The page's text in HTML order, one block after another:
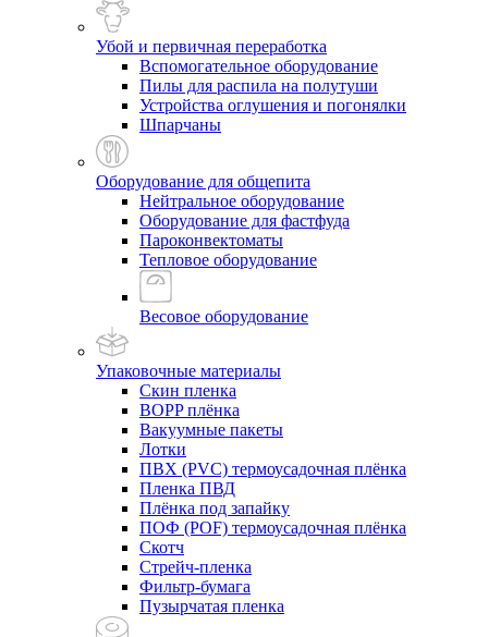
Убой и первичная переработка
Вспомогательное оборудование
Пилы для распила на полутуши
Устройства оглушения и погонялки
Шпарчаны
Оборудование для общепита
Нейтральное оборудование
Оборудование для фастфуда
Пароконвектоматы
Тепловое оборудование
Весовое оборудование
Упаковочные материалы
Скин пленка
BOPP плёнка
Вакуумные пакеты
Лотки
ПВХ (PVC) термоусадочная плёнка
Пленка ПВД
Плёнка под запайку
ПОФ (POF) термоусадочная плёнка
Скотч
Стрейч-пленка
Фильтр-бумага
Пузырчатая пленка